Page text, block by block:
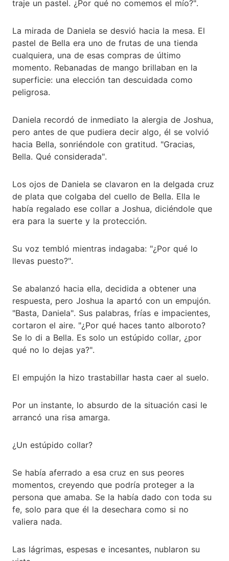
traje un pastel. ¿Por qué no comemos el mío?".
La mirada de Daniela se desvió hacia la mesa. El
pastel de Bella era uno de frutas de una tienda
cualquiera, una de esas compras de último
momento. Rebanadas de mango brillaban en la
superficie: una elección tan descuidada como
peligrosa.
Daniela recordó de inmediato la alergia de Joshua,
pero antes de que pudiera decir algo, él se volvió
hacia Bella, sonriéndole con gratitud. "Gracias,
Bella. Qué considerada".
Los ojos de Daniela se clavaron en la delgada cruz
de plata que colgaba del cuello de Bella. Ella le
había regalado ese collar a Joshua, diciéndole que
era para la suerte y la protección.
Su voz tembló mientras indagaba: "¿Por qué lo
llevas puesto?".
Se abalanzó hacia ella, decidida a obtener una
respuesta, pero Joshua la apartó con un empujón.
"Basta, Daniela". Sus palabras, frías e impacientes,
cortaron el aire. "¿Por qué haces tanto alboroto?
Se lo di a Bella. Es solo un estúpido collar, ¿por
qué no lo dejas ya?".
El empujón la hizo trastabillar hasta caer al suelo.
Por un instante, lo absurdo de la situación casi le
arrancó una risa amarga.
¿Un estúpido collar?
Se había aferrado a esa cruz en sus peores
momentos, creyendo que podría proteger a la
persona que amaba. Se la había dado con toda su
fe, solo para que él la desechara como si no
valiera nada.
Las lágrimas, espesas e incesantes, nublaron su